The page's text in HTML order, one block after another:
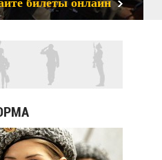
билеты онлайн